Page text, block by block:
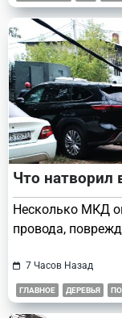
Что натворил
Несколько МКД
провода,
7 Часов Назад
ГЛАВНОЕ ДЕРЕВЬЯ